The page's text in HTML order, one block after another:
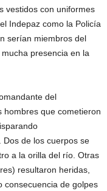
vestidos con uniformes
Indepaz como la Policía
serían miembros del
presencia en la
del
hombres que cometieron
Dos de los cuerpos se
a la orilla del río. Otras
resultaron heridas,
consecuencia de golpes